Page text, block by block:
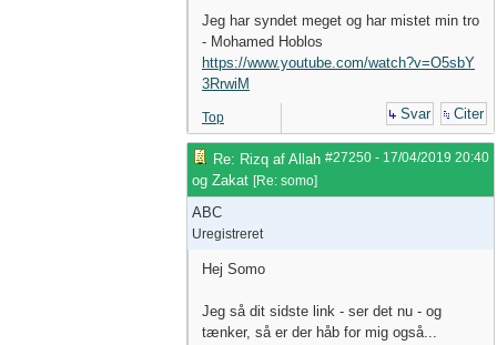
Jeg har syndet meget og har mistet min tro
- Mohamed Hoblos
https://www.youtube.com/watch?v=O5sbY
3RrwiM
Top Svar Citer
#27250 - 17/04/2019 20:40
Re: Rizq af Allah
og Zakat [Re: somo]
ABC
Uregistreret
Hej Somo
Jeg så dit sidste link - ser det nu - og
tænker, så er der håb for mig også...